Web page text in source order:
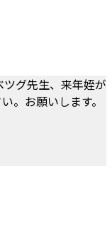
グ先生、来年姪が
。お願いします。